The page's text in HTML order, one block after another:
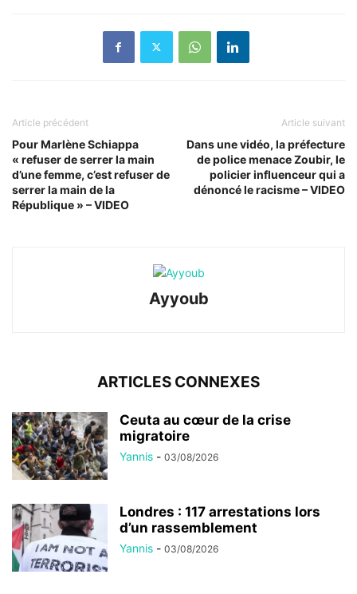
Article précédent
Pour Marlène Schiappa
« refuser de serrer la main
d’une femme, c’est refuser de
serrer la main de la
République » – VIDEO
Article suivant
Dans une vidéo, la préfecture
de police menace Zoubir, le
policier influenceur qui a
dénoncé le racisme – VIDEO
Ayyoub
ARTICLES CONNEXES
Ceuta au cœur de la crise
migratoire
Yannis - 03/08/2026
Londres : 117 arrestations lors
d’un rassemblement
Yannis - 03/08/2026